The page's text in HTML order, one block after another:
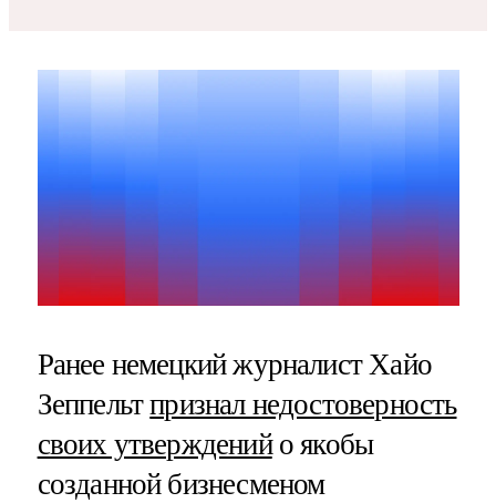
Ранее немецкий журналист Хайо
Зеппельтпризнал недостоверность
своих утвержденийо якобы
созданной бизнесменом